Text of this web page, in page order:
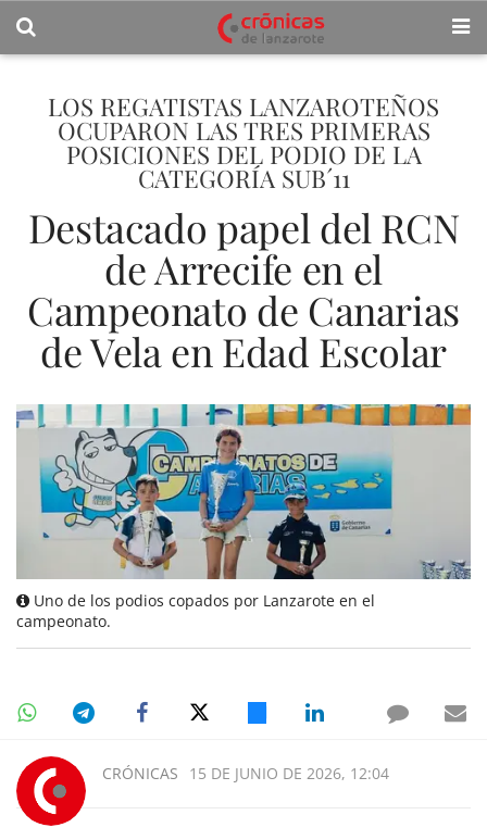
LOS REGATISTAS LANZAROTEÑOS
OCUPARON LAS TRES PRIMERAS
POSICIONES DEL PODIO DE LA
CATEGORÍA SUB´11
Destacado papel del RCN
de Arrecife en el
Campeonato de Canarias
de Vela en Edad Escolar
Uno de los podios copados por Lanzarote en el
campeonato.
CRÓNICAS 15 DE JUNIO DE 2026, 12:04